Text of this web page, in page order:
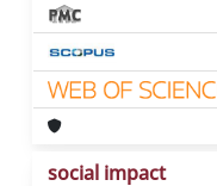
social impact